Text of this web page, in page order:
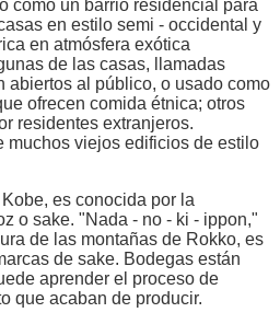
como un barrio residencial para
en estilo semi - occidental y
en atmósfera exótica
de las casas, llamadas
abiertos al público, o usado como
ofrecen comida étnica; otros
residentes extranjeros.
muchos viejos edificios de estilo
es conocida por la
o sake. "Nada - no - ki - ippon,"
de las montañas de Rokko, es
de sake. Bodegas están
aprender el proceso de
que acaban de producir.